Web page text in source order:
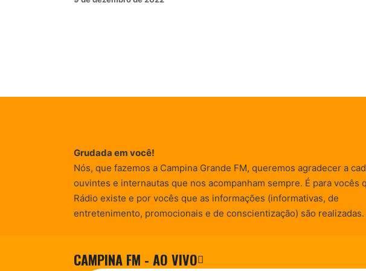
CAMPINA FM - AO VIVO
Grudada em você!
Nós, que fazemos a Campina Grande FM, queremos agradecer a
ouvintes e internautas que nos acompanham sempre. É para vocês
Rádio existe e por vocês que as informações (informativas, de
entretenimento, promocionais e de conscientização) são realizadas.
© Campina FM 1978 – 2026.Termos de Uso